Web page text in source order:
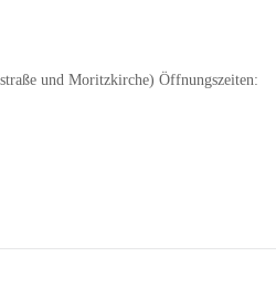
und Moritzkirche) Öffnungszeiten: